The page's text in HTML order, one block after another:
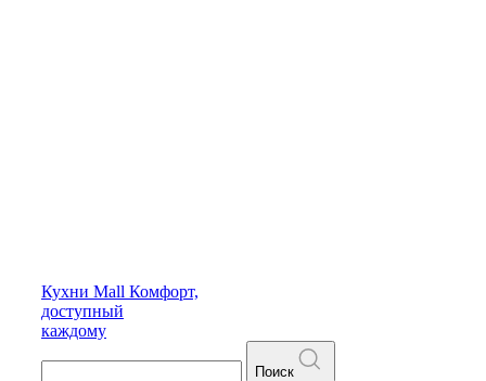
Кухни Mall Комфорт,
доступный
каждому
Поиск